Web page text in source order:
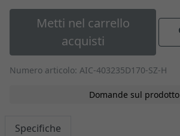
Metti nel carrello
acquisti
Numero articolo: AIC-403235D170-SZ-H
Domande sul prodotto
Specifiche